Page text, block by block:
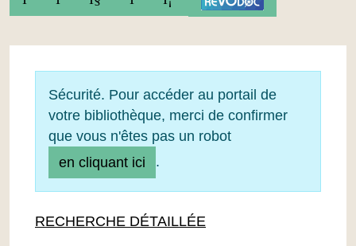
Sécurité. Pour accéder au portail de
votre bibliothèque, merci de confirmer
que vous n'êtes pas un robot
en cliquant ici
.
RECHERCHE DÉTAILLÉE